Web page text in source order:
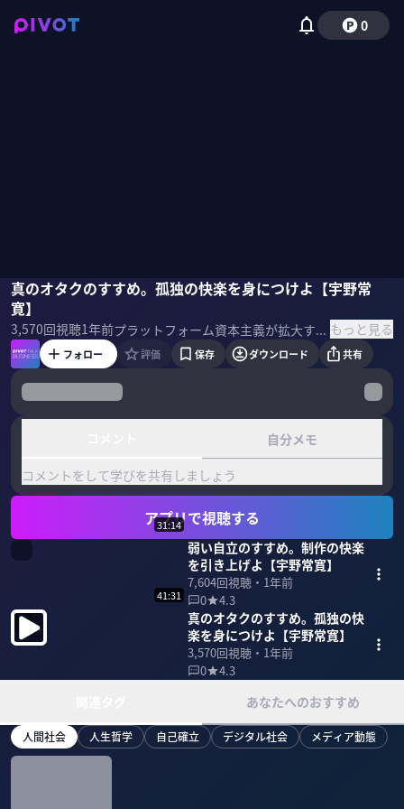
0
真のオタクのすすめ。孤独の快楽を身につけよ【宇野常
寛】
3,570回視聴1年前 プラットフォーム資本主義が拡大する世の中で、承認欲求に飲み込まれず、自分の物語を持って生きるために何が大切なのか？新著の『庭の話』を通して、「制作の快楽」という選択肢を提示した批評家の宇野常寛氏に話を聞いた。 ＜ゲスト＞ 宇野常寛｜批評家 1987年生まれ。批評誌＜PLANETS＞編集長。著書に『リトル・ピープル時代』、『遅いインターネット』、石破茂との対談『こんな日本をつくりたい』など。立教大学社会学部兼任講師も務める。 ▼参考書籍 『庭の話』 もっと見る
宇野常寛佐々木紀彦
フォロー 評価 保存 ダウンロード 共有
自分メモ
コメントをして学びを共有しましょう
アプリで視聴する
31:14
弱い自立のすすめ。制作の快楽
を引き上げよ【宇野常寛】
7,604回視聴・ 1年前
0
4.3
41:31
真のオタクのすすめ。孤独の快
楽を身につけよ【宇野常寛】
3,570回視聴・ 1年前
0
4.3
あなたへのおすすめ
人間社会 人生哲学 自己確立 デジタル社会 メディア動態